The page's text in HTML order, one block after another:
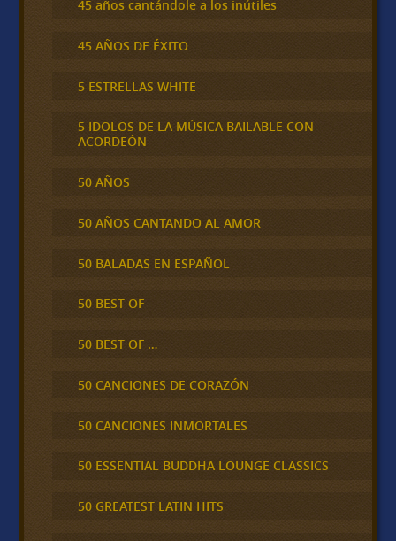
45 años cantándole a los inútiles
45 AÑOS DE ÉXITO
5 ESTRELLAS WHITE
5 IDOLOS DE LA MÚSICA BAILABLE CON
ACORDEÓN
50 AÑOS
50 AÑOS CANTANDO AL AMOR
50 BALADAS EN ESPAÑOL
50 BEST OF
50 BEST OF …
50 CANCIONES DE CORAZÓN
50 CANCIONES INMORTALES
50 ESSENTIAL BUDDHA LOUNGE CLASSICS
50 GREATEST LATIN HITS